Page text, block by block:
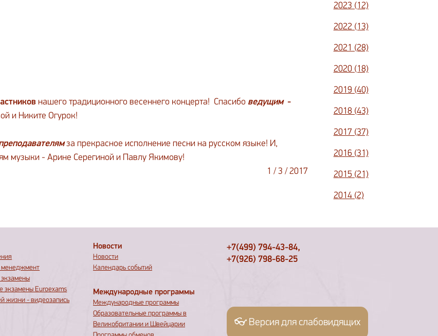
нашего традиционного весеннего концерта! Спасибо ведущим -
и Никите Огурок!
за прекрасное исполнение песни на русском языке! И,
музыки - Арине Серегиной и Павлу Якимову!
1 / 3 / 2017
2023 (12)
2022 (13)
2021 (28)
2020 (18)
2019 (40)
2018 (43)
2017 (37)
2016 (31)
2015 (21)
2014 (2)
менеджмент
Euroexams
жизни - видеозапись
Новости
Новости
Календарь событий
Международные программы
Международные программы
Образовательные программы в
Великобритании и Швейцарии
+7(499) 794-43-84,
+7(926) 798-68-25
👓 Версия для слабовидящих